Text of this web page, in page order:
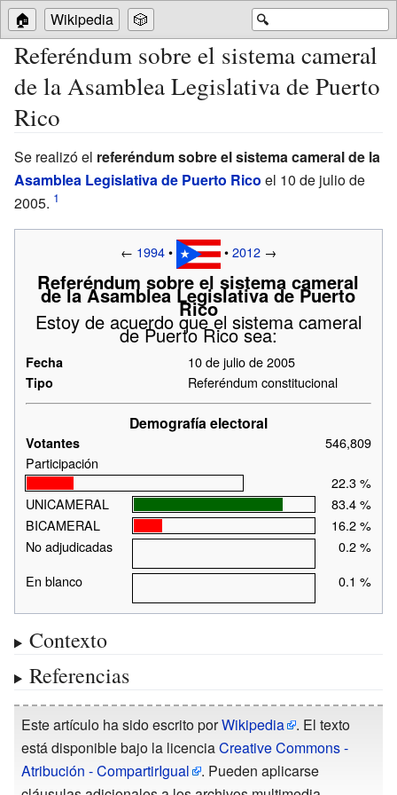
🔍
🏠 Wikipedia 🎲
Referéndum sobre el sistema cameral
de la Asamblea Legislativa de Puerto
Rico
Se realizó el referéndum sobre el sistema cameral de la
Asamblea Legislativa de Puerto Rico el 10 de julio de
2005.
← 1994 • • 2012 →
Referéndum sobre el sistema cameral
de la Asamblea Legislativa de Puerto
Rico
Estoy de acuerdo que el sistema cameral
de Puerto Rico sea:
Fecha 10 de julio de 2005
Tipo Referéndum constitucional
Demografía electoral
Votantes
546,809
Participación
22.3 %
UNICAMERAL
83.4 %
BICAMERAL
16.2 %
No adjudicadas
0.2 %
En blanco
0.1 %
Contexto
Referencias
Este artículo ha sido escrito porWikipedia
. El texto
está disponible bajo la licenciaCreative Commons -
Atribución - CompartirIgual
. Pueden aplicarse